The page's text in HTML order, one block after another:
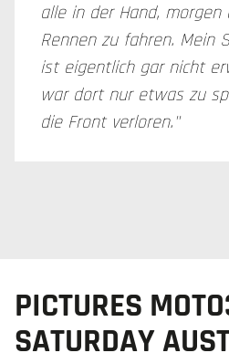
alle in der Hand,
Rennen zu fahren. Mein
ist eigentlich gar nicht
war dort nur etwas zu
die Front verloren."
PICTURES
SATURDAY